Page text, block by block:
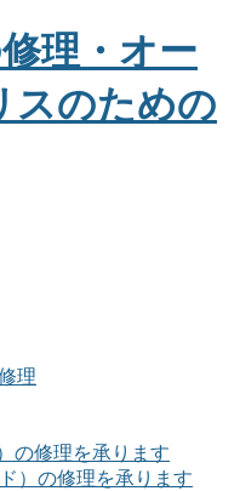
理
の修理を承ります
）の修理を承ります